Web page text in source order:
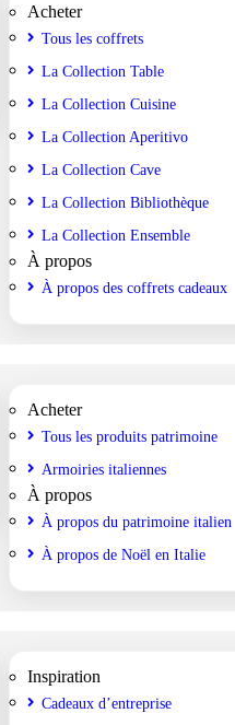
Acheter
Tous les coffrets
La Collection Table
La Collection Cuisine
La Collection Aperitivo
La Collection Cave
La Collection Bibliothèque
La Collection Ensemble
À propos
À propos des coffrets cadeaux
Acheter
Tous les produits patrimoine
Armoiries italiennes
À propos
À propos du patrimoine italien
À propos de Noël en Italie
Inspiration
Cadeaux d’entreprise